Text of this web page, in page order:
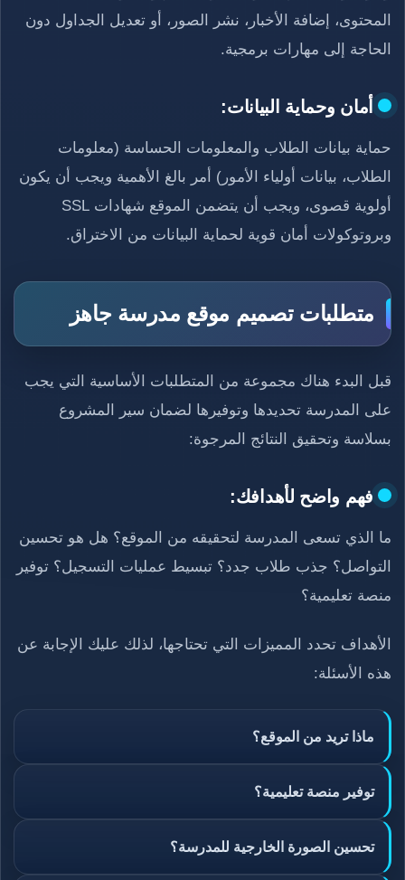
المحتوى، إضافة الأخبار، نشر الصور، أو تعديل الجداول دون
الحاجة إلى مهارات برمجية.
أمان وحماية البيانات:
حماية بيانات الطلاب والمعلومات الحساسة (معلومات
الطلاب، بيانات أولياء الأمور) أمر بالغ الأهمية ويجب أن يكون
أولوية قصوى، ويجب أن يتضمن الموقع شهادات SSL
وبروتوكولات أمان قوية لحماية البيانات من الاختراق.
متطلبات تصميم موقع مدرسة جاهز
قبل البدء هناك مجموعة من المتطلبات الأساسية التي يجب
على المدرسة تحديدها وتوفيرها لضمان سير المشروع
بسلاسة وتحقيق النتائج المرجوة:
فهم واضح لأهدافك:
ما الذي تسعى المدرسة لتحقيقه من الموقع؟ هل هو تحسين
التواصل؟ جذب طلاب جدد؟ تبسيط عمليات التسجيل؟ توفير
منصة تعليمية؟
الأهداف تحدد المميزات التي تحتاجها، لذلك عليك الإجابة عن
هذه الأسئلة:
ماذا تريد من الموقع؟
توفير منصة تعليمية؟
تحسين الصورة الخارجية للمدرسة؟